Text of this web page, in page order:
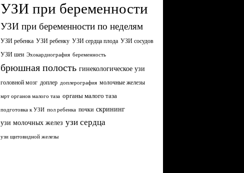
УЗИ при беременности
УЗИ при беременности по неделям
УЗИ ребенка УЗИ ребенку УЗИ сердца плода УЗИ сосудов
УЗИ шеи Эхокардиография беременность
брюшная полость гинекологическое узи
головной мозг доплер доплерография молочные железы
мрт органов малого таза органы малого таза
подготовка к УЗИ пол ребенка почки скрининг
узи молочных желез узи сердца
узи щитовидной железы